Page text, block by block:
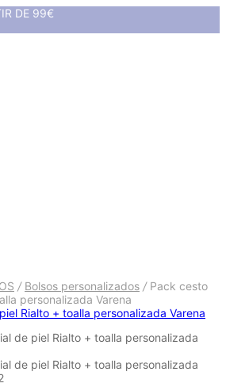
DE 99€
/ Bolsos personalizados /Pack cesto
personalizada Varena